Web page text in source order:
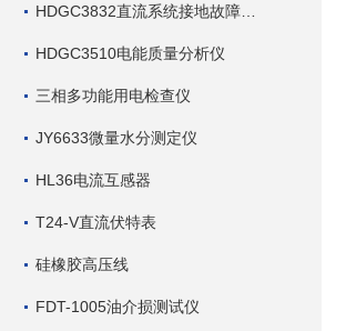
HDGC3510电能质量分析仪
三相多功能用电检查仪
JY6633微量水分测定仪
HL36电流互感器
T24-V直流伏特表
硅橡胶高压线
FDT-1005油介损测试仪